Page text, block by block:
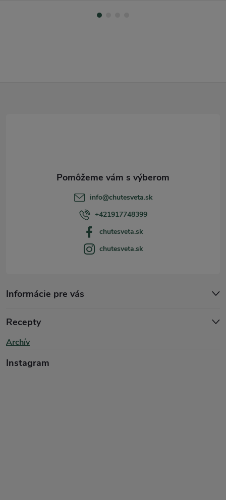
info@chutesveta.sk
+421917748399
chutesveta.sk
chutesveta.sk
Informácie pre vás
Recepty
Archív
Instagram